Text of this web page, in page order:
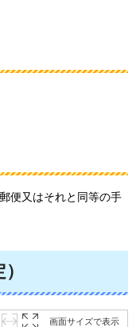
便又はそれと同等の手
画面サイズで表示